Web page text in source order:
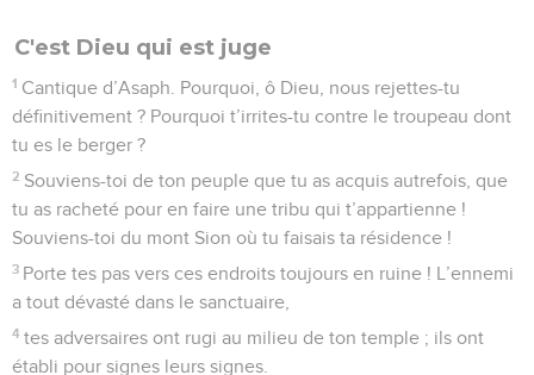
C'est Dieu qui est juge
1 Cantique d’Asaph. Pourquoi, ô Dieu, nous rejettes-tu
définitivement ? Pourquoi t’irrites-tu contre le troupeau dont
tu es le berger ?
2 Souviens-toi de ton peuple que tu as acquis autrefois, que
tu as racheté pour en faire une tribu qui t’appartienne !
Souviens-toi du mont Sion où tu faisais ta résidence !
3 Porte tes pas vers ces endroits toujours en ruine ! L’ennemi
a tout dévasté dans le sanctuaire,
4 tes adversaires ont rugi au milieu de ton temple ; ils ont
établi pour signes leurs signes.